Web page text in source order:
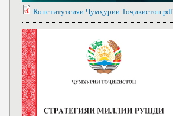
Конститутсияи Ҷумҳурии Тоҷикистон.pdf